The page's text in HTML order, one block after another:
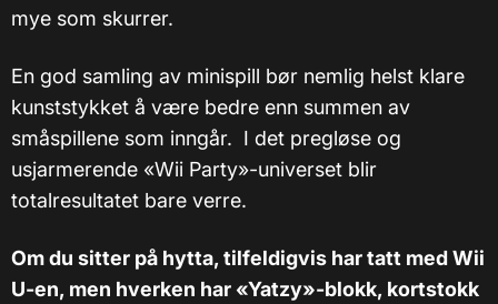
mye som skurrer.
En god samling av minispill bør nemlig helst klare
kunststykket å være bedre enn summen av
småspillene som inngår. I det pregløse og
usjarmerende «Wii Party»-universet blir
totalresultatet bare verre.
Om du sitter på hytta, tilfeldigvis har tatt med Wii
U-en, men hverken har «Yatzy»-blokk, kortstokk